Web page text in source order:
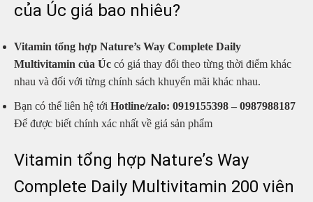
của Úc giá bao nhiêu?
Vitamin tổng hợp Nature’s Way Complete Daily
Multivitamin của Úc có giá thay đổi theo từng thời điểm khác
nhau và đối với từng chính sách khuyến mãi khác nhau.
Bạn có thể liên hệ tới Hotline/zalo: 0919155398 – 0987988187
Để được biết chính xác nhất về giá sản phẩm
Vitamin tổng hợp Nature’s Way
Complete Daily Multivitamin 200 viên